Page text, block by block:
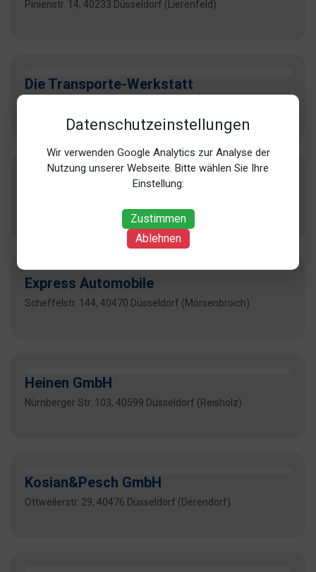
Datenschutzeinstellungen
Wir verwenden Google Analytics zur Analyse der
Nutzung unserer Webseite. Bitte wählen Sie Ihre
Einstellung:
Zustimmen
Ablehnen
Pinienstr. 14, 40233 Düsseldorf (Lierenfeld)
Die Transporte-Werkstatt
Express Automobile
Scheffelstr. 144, 40470 Düsseldorf (Mörsenbroich)
Heinen GmbH
Nürnberger Str. 103, 40599 Düsseldorf (Reisholz)
Kosian&Pesch GmbH
Ottweilerstr. 29, 40476 Düsseldorf (Derendorf)